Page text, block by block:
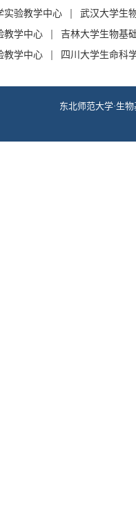
实验教学中心
武汉大学生
教学中心
吉林大学生物基
教学中心
四川大学生命科
东北师范大学·生